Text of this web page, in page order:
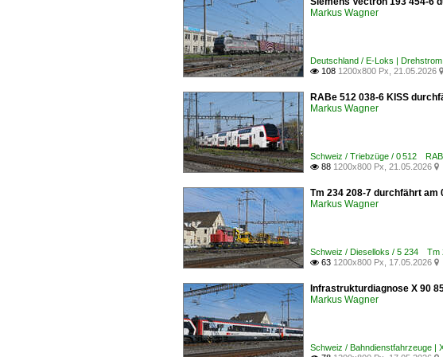
Markus Wagner
Deutschland / E-Loks |
 108 1200x800 Px, 21.05.2026 
RABe 512 038-6 KISS
Markus Wagner
Schweiz / Triebzüge / 0 512
 88 1200x800 Px, 21.05.2026 
Tm 234 208-7 durchfährt am
Markus Wagner
Schweiz / Dieselloks / 5 234
 63 1200x800 Px, 17.05.2026 
Infrastrukturdiagnose X 90
Markus Wagner
Schweiz / Bahndienstfahrzeuge |